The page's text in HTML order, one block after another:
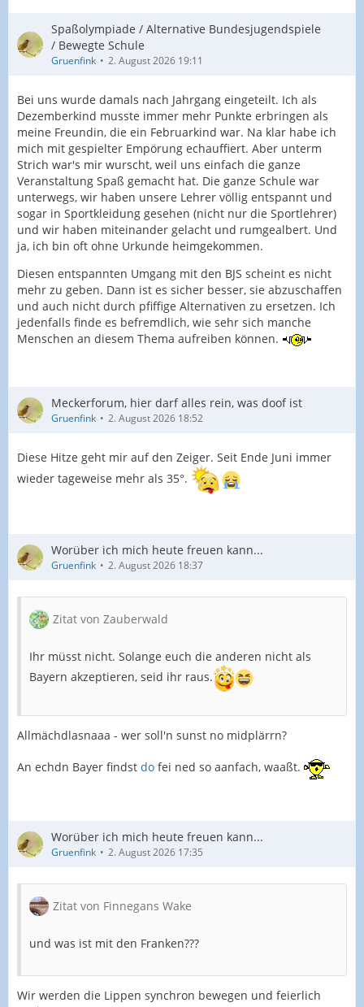
Spaßolympiade / Alternative Bundesjugendspiele
/ Bewegte Schule
Gruenfink 2. August 2026 19:11
Bei uns wurde damals nach Jahrgang eingeteilt. Ich als
Dezemberkind musste immer mehr Punkte erbringen als
meine Freundin, die ein Februarkind war. Na klar habe ich
mich mit gespielter Empörung echauffiert. Aber unterm
Strich war's mir wurscht, weil uns einfach die ganze
Veranstaltung Spaß gemacht hat. Die ganze Schule war
unterwegs, wir haben unsere Lehrer völlig entspannt und
sogar in Sportkleidung gesehen (nicht nur die Sportlehrer)
und wir haben miteinander gelacht und rumgealbert. Und
ja, ich bin oft ohne Urkunde heimgekommen.
Diesen entspannten Umgang mit den BJS scheint es nicht
mehr zu geben. Dann ist es sicher besser, sie abzuschaffen
und auch nicht durch pfiffige Alternativen zu ersetzen. Ich
jedenfalls finde es befremdlich, wie sehr sich manche
Menschen an diesem Thema aufreiben können.
Meckerforum, hier darf alles rein, was doof ist
Gruenfink 2. August 2026 18:52
Diese Hitze geht mir auf den Zeiger. Seit Ende Juni immer
wieder tageweise mehr als 35°.
Worüber ich mich heute freuen kann...
Gruenfink 2. August 2026 18:37
Zitat von Zauberwald
Ihr müsst nicht. Solange euch die anderen nicht als
Bayern akzeptieren, seid ihr raus.
Allmächdlasnaaa - wer soll'n sunst no midplärrn?
An echdn Bayer findst do fei ned so aanfach, waaßt.
Worüber ich mich heute freuen kann...
Gruenfink 2. August 2026 17:35
Zitat von Finnegans Wake
und was ist mit den Franken???
Wir werden die Lippen synchron bewegen und feierlich